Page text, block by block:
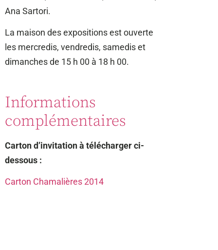
Ana Sartori.
La maison des expositions est ouverte
les mercredis, vendredis, samedis et
dimanches de 15 h 00 à 18 h 00.
Informations
complémentaires
Carton d’invitation à télécharger ci-
dessous :
Carton Chamalières 2014